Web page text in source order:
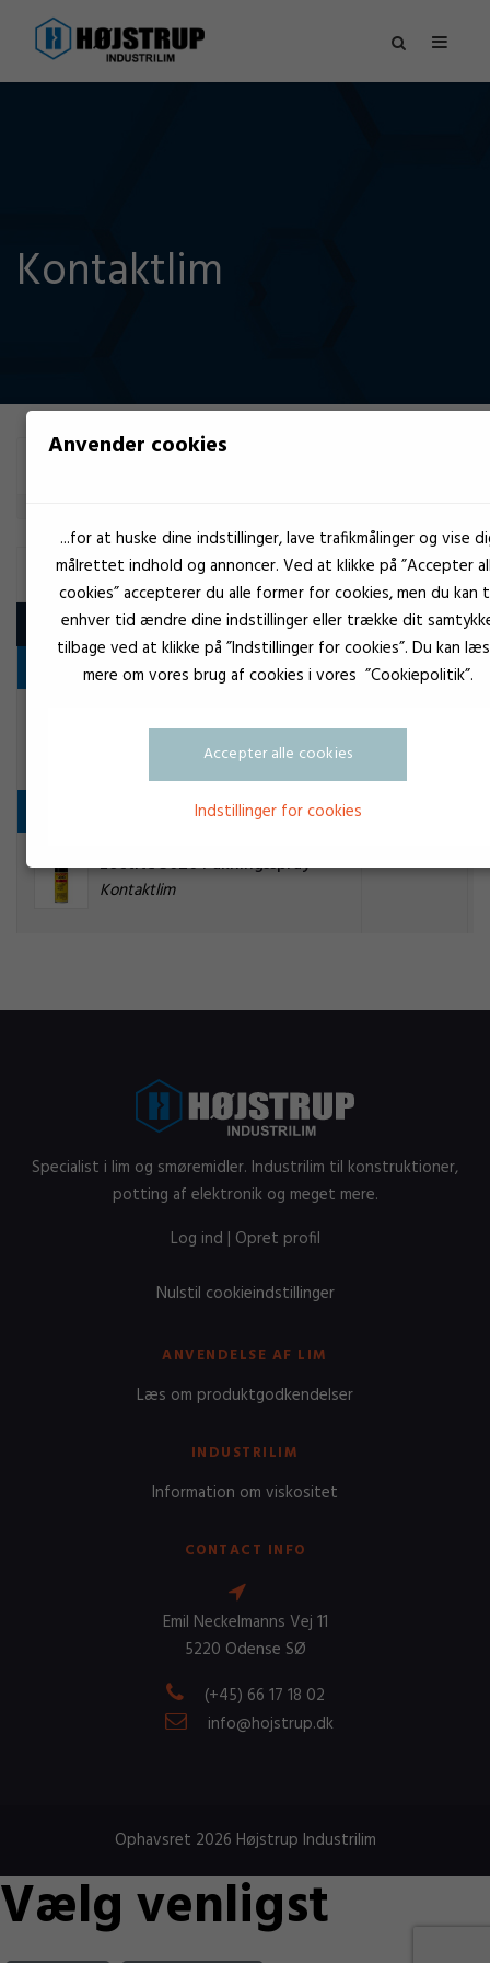
Kontaktlim
KONTAKTLIM
Produkt
Kontaktlim
Vedligeholdelsesprodukter
Loctite 3020 Pakningsspray
Kontaktlim
Rød
Specialist i lim og smøremidler. Industrilim til konstruktioner,
potting af elektronik og meget mere.
Log ind | Opret profil
Nulstil cookieindstillinger
ANVENDELSE AF LIM
Læs om produktgodkendelser
INDUSTRILIM
Information om viskositet
CONTACT INFO
Emil Neckelmanns Vej 11
5220 Odense SØ
(+45) 66 17 18 02
info@hojstrup.dk
Ophavsret 2026 Højstrup Industrilim
Anvender cookies
...for at huske dine indstillinger, lave trafikmålinger og vise
målrettet indhold og annoncer. Ved at klikke på ”Accepter
cookies” accepterer du alle former for cookies, men du kan
enhver tid ændre dine indstillinger eller trække dit
tilbage ved at klikke på ”Indstillinger for cookies”. Du kan
mere om vores brug af cookies i vores ”Cookiepolitik”.
Accepter alle cookies
Indstillinger for cookies
Vælg venligst